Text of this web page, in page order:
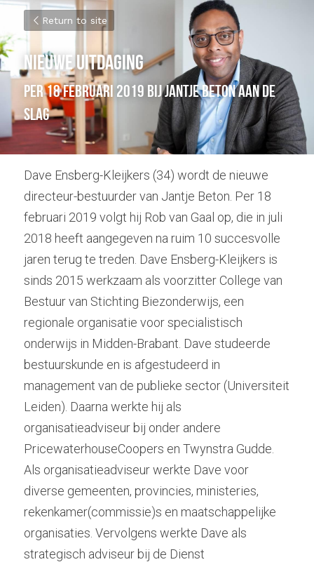
Return to site
Nieuwe uitdaging
per 18 februari 2019 bij Jantje Beton aan de
slag
Dave Ensberg-Kleijkers (34) wordt de nieuwe
directeur-bestuurder van Jantje Beton. Per 18
februari 2019 volgt hij Rob van Gaal op, die in juli
2018 heeft aangegeven na ruim 10 succesvolle
jaren terug te treden. Dave Ensberg-Kleijkers is
sinds 2015 werkzaam als voorzitter College van
Bestuur van Stichting Biezonderwijs, een
regionale organisatie voor specialistisch
onderwijs in Midden-Brabant. Dave studeerde
bestuurskunde en is afgestudeerd in
management van de publieke sector (Universiteit
Leiden). Daarna werkte hij als
organisatieadviseur bij onder andere
PricewaterhouseCoopers en Twynstra Gudde.
Als organisatieadviseur werkte Dave voor
diverse gemeenten, provincies, ministeries,
rekenkamer(commissie)s en maatschappelijke
organisaties. Vervolgens werkte Dave als
strategisch adviseur bij de Dienst